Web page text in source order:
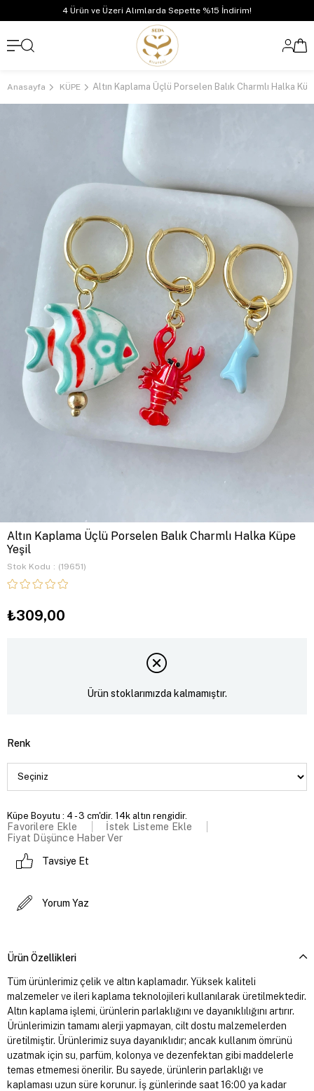
4 Ürün ve Üzeri Alımlarda Sepette %15 İndirim!
Anasayfa KÜPE
Altın Kaplama Üçlü Porselen Balık Charmlı Halka Küpe
Yeşil
Stok Kodu (19651)
₺309,00
Ürün stoklarımızda kalmamıştır.
Renk
Küpe Boyutu : 4 - 3 cm'dir. 14k altın rengidir.
Favorilere Ekle
İstek Listeme Ekle
Fiyat Düşünce Haber Ver
Tavsiye Et
Yorum Yaz
Ürün Özellikleri
Tüm ürünlerimiz çelik ve altın kaplamadır. Yüksek kaliteli
malzemeler ve ileri kaplama teknolojileri kullanılarak üretilmektedir.
Altın kaplama işlemi, ürünlerin parlaklığını ve dayanıklılığını artırır.
Ürünlerimizin tamamı alerji yapmayan, cilt dostu malzemelerden
üretilmiştir. Ürünlerimiz suya dayanıklıdır; ancak kullanım ömrünü
uzatmak için su, parfüm, kolonya ve dezenfektan gibi maddelerle
temas etmemesi önerilir. Bu sayede, ürünlerin parlaklığı ve
kaplaması uzun süre korunur. İş günlerinde saat 16:00 ya kadar